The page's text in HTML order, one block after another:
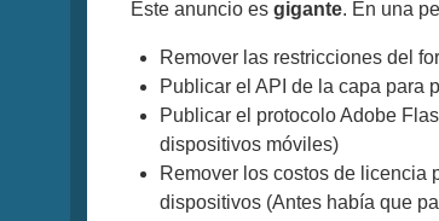
Este anuncio es gigante. En una
Remover las restricciones del
Publicar el API de la capa para
Publicar el protocolo Adobe
dispositivos móviles)
Remover los costos de licencia
dispositivos (Antes había que